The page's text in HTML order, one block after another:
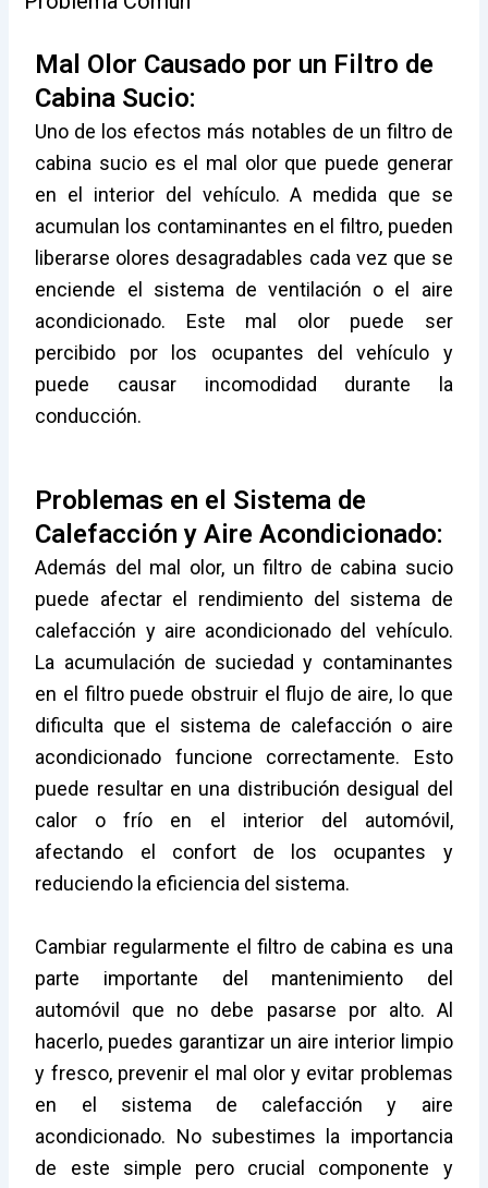
Mal Olor Causado por un Filtro de
Cabina Sucio:
Uno de los efectos más notables de un filtro de
cabina sucio es el mal olor que puede generar
en el interior del vehículo. A medida que se
acumulan los contaminantes en el filtro, pueden
liberarse olores desagradables cada vez que se
enciende el sistema de ventilación o el aire
acondicionado. Este mal olor puede ser
percibido por los ocupantes del vehículo y
puede causar incomodidad durante la
conducción.
Problemas en el Sistema de
Calefacción y Aire Acondicionado:
Además del mal olor, un filtro de cabina sucio
puede afectar el rendimiento del sistema de
calefacción y aire acondicionado del vehículo.
La acumulación de suciedad y contaminantes
en el filtro puede obstruir el flujo de aire, lo que
dificulta que el sistema de calefacción o aire
acondicionado funcione correctamente. Esto
puede resultar en una distribución desigual del
calor o frío en el interior del automóvil,
afectando el confort de los ocupantes y
reduciendo la eficiencia del sistema.
Cambiar regularmente el filtro de cabina es una
parte importante del mantenimiento del
automóvil que no debe pasarse por alto. Al
hacerlo, puedes garantizar un aire interior limpio
y fresco, prevenir el mal olor y evitar problemas
en el sistema de calefacción y aire
acondicionado. No subestimes la importancia
de este simple pero crucial componente y